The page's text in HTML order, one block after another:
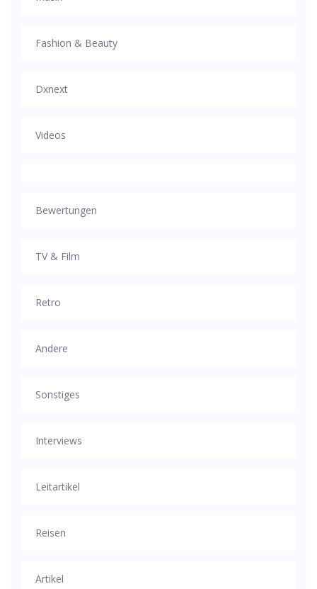
Fashion & Beauty
Dxnext
Videos
Bewertungen
TV & Film
Retro
Andere
Sonstiges
Interviews
Leitartikel
Reisen
Artikel